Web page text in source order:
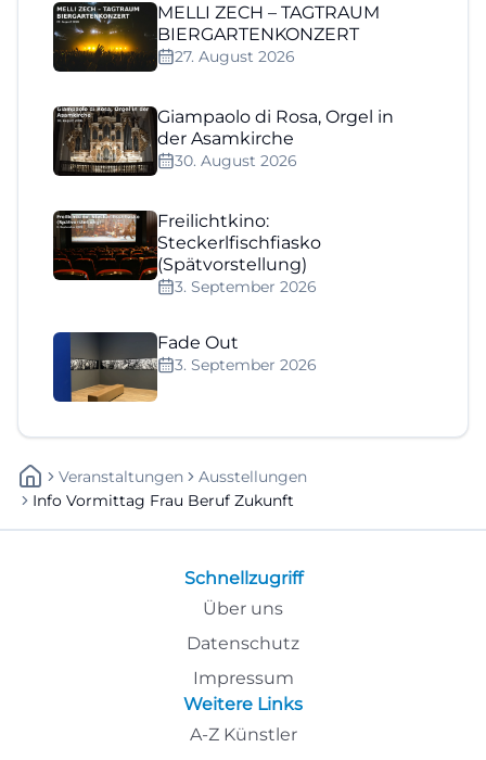
MELLI ZECH – TAGTRAUM
BIERGARTENKONZERT
27. August 2026
Giampaolo di Rosa, Orgel in
der Asamkirche
30. August 2026
Freilichtkino:
Steckerlfischfiasko
(Spätvorstellung)
3. September 2026
Fade Out
3. September 2026
Veranstaltungen
Ausstellungen
Info Vormittag Frau Beruf Zukunft
Schnellzugriff
Über uns
Datenschutz
Impressum
Weitere Links
A-Z Künstler